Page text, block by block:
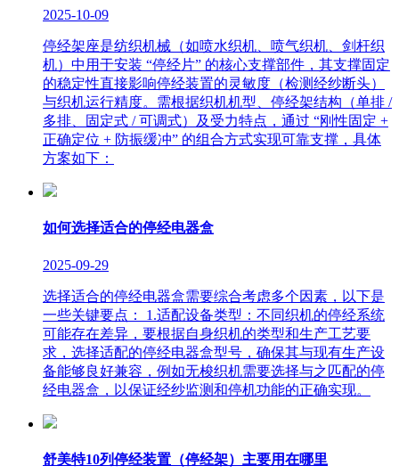
2025-10-09
停经架座是纺织机械（如喷水织机、喷气织机、剑杆织
机）中用于安装 “停经片” 的核心支撑部件，其支撑固定
的稳定性直接影响停经装置的灵敏度（检测经纱断头）
与织机运行精度。需根据织机机型、停经架结构（单排 /
多排、固定式 / 可调式）及受力特点，通过 “刚性固定 +
正确定位 + 防振缓冲” 的组合方式实现可靠支撑，具体
方案如下：
如何选择适合的停经电器盒
2025-09-29
选择适合的停经电器盒需要综合考虑多个因素，以下是
一些关键要点： 1.适配设备类型：不同织机的停经系统
可能存在差异，要根据自身织机的类型和生产工艺要
求，选择适配的停经电器盒型号，确保其与现有生产设
备能够良好兼容，例如无梭织机需要选择与之匹配的停
经电器盒，以保证经纱监测和停机功能的正确实现。
舒美特10列停经装置（停经架）主要用在哪里